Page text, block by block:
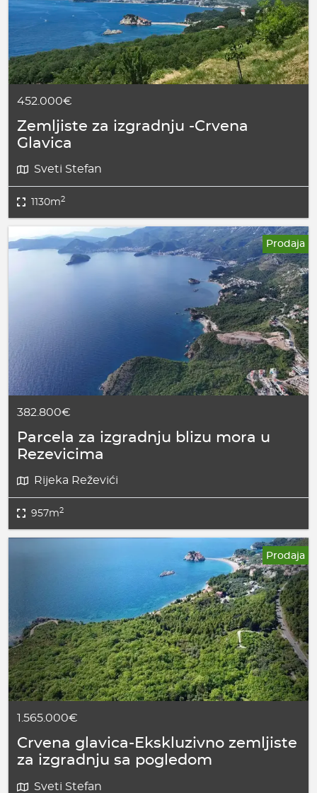
452.000€
Zemljiste za izgradnju -Crvena
Glavica
Sveti Stefan
1130m2
Prodaja
382.800€
Parcela za izgradnju blizu mora u
Rezevicima
Rijeka Reževići
957m2
Prodaja
1.565.000€
Crvena glavica-Ekskluzivno zemljiste
za izgradnju sa pogledom
Sveti Stefan